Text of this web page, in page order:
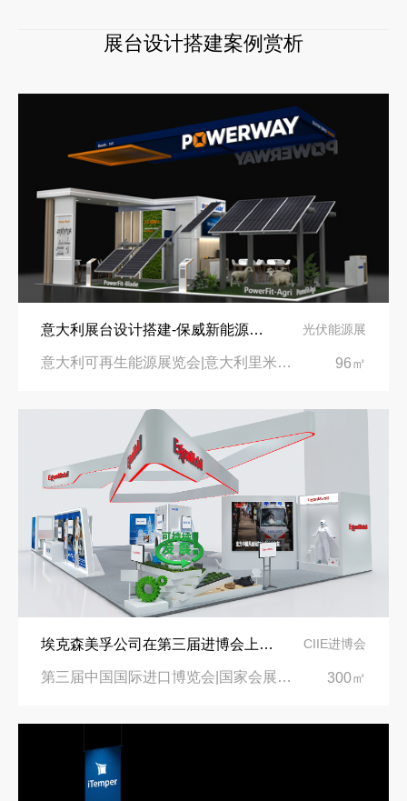
展台设计搭建案例赏析
意大利展台设计搭建-保威新能源在意大利里米尼会展中心推出最新产品-中励展览设计策划公司 光伏能源展
意大利可再生能源展览会|意大利里米尼会展中心 96㎡
埃克森美孚公司在第三届进博会上展示非凡的展台搭建设计 CIIE进博会
第三届中国国际进口博览会|国家会展中心 300㎡